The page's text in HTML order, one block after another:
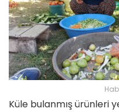
Küle bulanmış ürünleri